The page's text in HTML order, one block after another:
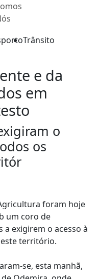
Trânsito
e da
em
o
os
foram hoje
um coro de
exigirem o acesso à
território.
se, esta manhã,